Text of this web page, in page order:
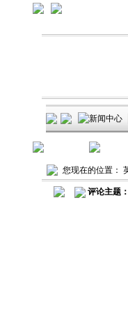
您现在的位置：
评论主题